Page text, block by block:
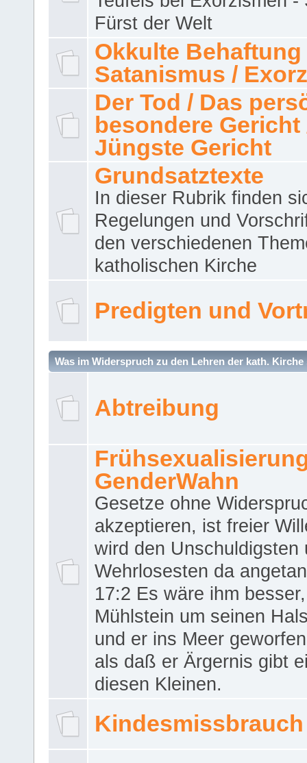
Fürst der Welt
Okkulte Behaftung
Satanismus /
Der Tod / Das
besondere Gericht
Jüngste Gericht
Grundsatztexte
In dieser Rubrik finden
Regelungen und
den verschiedenen
katholischen Kirche
Predigten und
Was im Widerspruch zu den Lehren der kath. Kirche
Abtreibung
GenderWahn
Gesetze ohne
akzeptieren, ist freier
wird den Unschuldigsten
Wehrlosesten da
17:2 Es wäre ihm
Mühlstein um seinen
und er ins Meer
als daß er Ärgernis gibt
diesen Kleinen.
Kindesmissbrauch